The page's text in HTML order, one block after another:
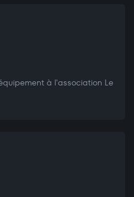
à l'association Le